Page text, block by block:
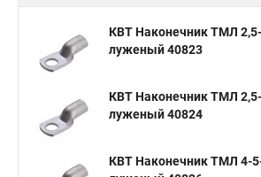
КВТ Наконечник ТМЛ
луженый 40823
КВТ Наконечник ТМЛ
луженый 40824
КВТ Наконечник ТМЛ 4-